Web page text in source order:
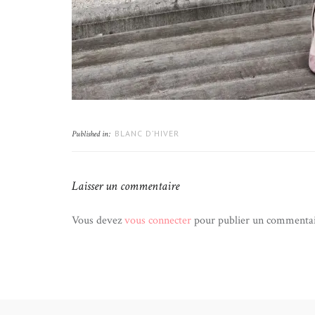
Published in: BLANC D’HIVER
Laisser un commentaire
Vous devezvous connecterpour publier un